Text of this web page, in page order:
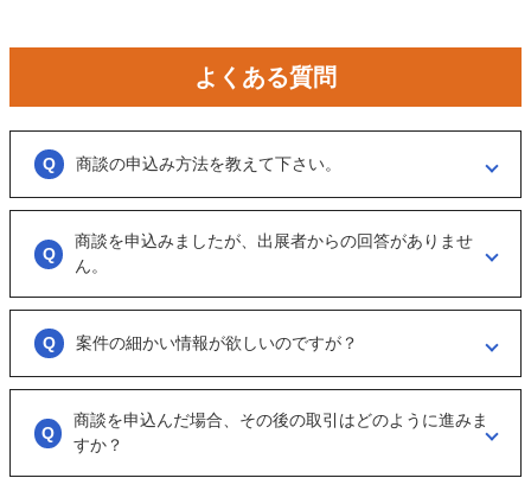
よくある質問
商談の申込み方法を教えて下さい。
「商談を申し込む」ボタンからお申し込みください。
商談といっても、急に条件、金額交渉を行う訳ではなくまずは、どのよ
うな事業をされているのか？
可能であれば、詳細情報を出して欲しいと連絡ください。
商談を申込みましたが、出展者からの回答がありませ
ん。
大変申し訳ございません。こちらも、回答がない出展者には返事をする
ように催促をしております。
ただ、案件を見ていない方もおられるので、数日経っても返信がない場
案件の細かい情報が欲しいのですが？
「商談を申し込む」ボタンから案件の詳細情報をリクエストしてくださ
オンラインとは言え対人のやりとりですので、丁寧な言葉遣いを心掛け
商談を申込んだ場合、その後の取引はどのように進みま
すか？